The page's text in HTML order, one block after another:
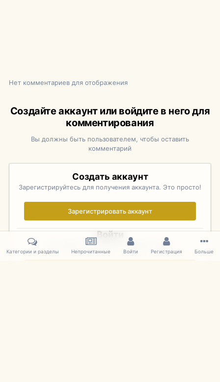
Нет комментариев для отображения
Создайте аккаунт или войдите в него для
комментирования
Вы должны быть пользователем, чтобы оставить
комментарий
Создать аккаунт
Зарегистрируйтесь для получения аккаунта. Это просто!
Зарегистрировать аккаунт
Войти
Уже зарегистрированы? Войдите здесь.
Категории и разделы Непрочитанные Войти Регистрация Больше